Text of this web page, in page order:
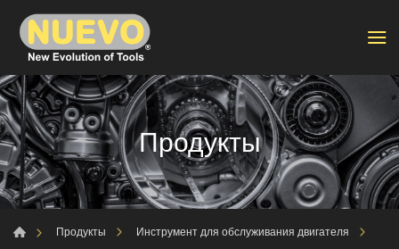
Продукты
Продукты
Инструмент для обслуживания двигателя